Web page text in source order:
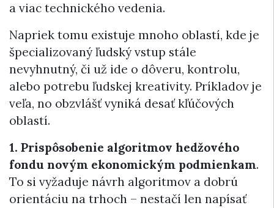
a viac technického vedenia.
Napriek tomu existuje mnoho oblastí, kde je
špecializovaný ľudský vstup stále
nevyhnutný, či už ide o dôveru, kontrolu,
alebo potrebu ľudskej kreativity. Príkladov je
veľa, no obzvlášť vyniká desať kľúčových
oblastí.
1. Prispôsobenie algoritmov hedžového
fondu novým ekonomickým podmienkam.
To si vyžaduje návrh algoritmov a dobrú
orientáciu na trhoch – nestačí len napísať